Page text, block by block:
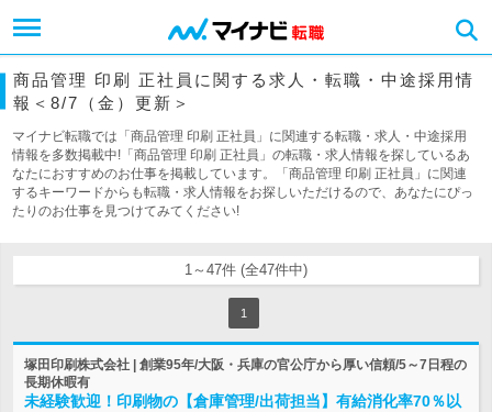
商品管理 印刷 正社員に関する求人・転職・中途採用情
報＜8/7（金）更新＞
マイナビ転職では「商品管理 印刷 正社員」に関連する転職・求人・中途採用
情報を多数掲載中!「商品管理 印刷 正社員」の転職・求人情報を探しているあ
なたにおすすめのお仕事を掲載しています。「商品管理 印刷 正社員」に関連
するキーワードからも転職・求人情報をお探しいただけるので、あなたにぴっ
たりのお仕事を見つけてみてください!
1～47件 (全47件中)
1
塚田印刷株式会社 | 創業95年/大阪・兵庫の官公庁から厚い信頼/5～7日程の
長期休暇有
未経験歓迎！印刷物の【倉庫管理/出荷担当】有給消化率70％以